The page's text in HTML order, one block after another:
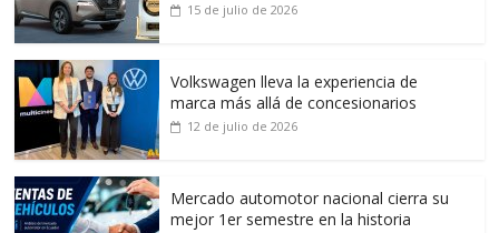
15 de julio de 2026
Volkswagen lleva la experiencia de
marca más allá de concesionarios
12 de julio de 2026
Mercado automotor nacional cierra su
mejor 1er semestre en la historia